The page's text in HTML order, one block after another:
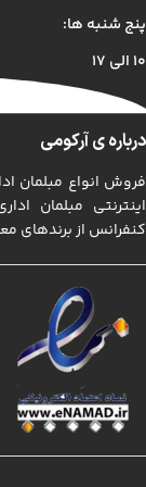
پنج شنبه ها:
۱۰ الی ۱۷
درباره ی آرکومی
فروش انواع مبلمان
اینترنتی مبلمان
کنفرانس از برندهای